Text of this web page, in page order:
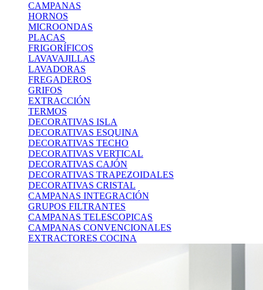
CAMPANAS
HORNOS
MICROONDAS
PLACAS
FRIGORÍFICOS
LAVAVAJILLAS
LAVADORAS
FREGADEROS
GRIFOS
EXTRACCIÓN
TERMOS
DECORATIVAS ISLA
DECORATIVAS ESQUINA
DECORATIVAS TECHO
DECORATIVAS VERTICAL
DECORATIVAS CAJÓN
DECORATIVAS TRAPEZOIDALES
DECORATIVAS CRISTAL
CAMPANAS INTEGRACIÓN
GRUPOS FILTRANTES
CAMPANAS TELESCOPICAS
CAMPANAS CONVENCIONALES
EXTRACTORES COCINA